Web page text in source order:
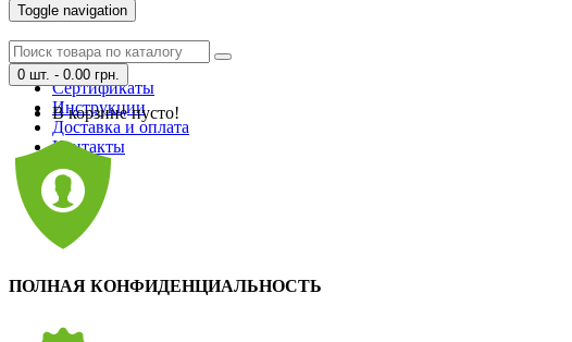
Toggle navigation
Главная
О нас
Сертификаты
Инструкции
Доставка и оплата
Контакты
0 шт. - 0.00 грн.
В корзине пусто!
ПОЛНАЯ КОНФИДЕНЦИАЛЬНОСТЬ